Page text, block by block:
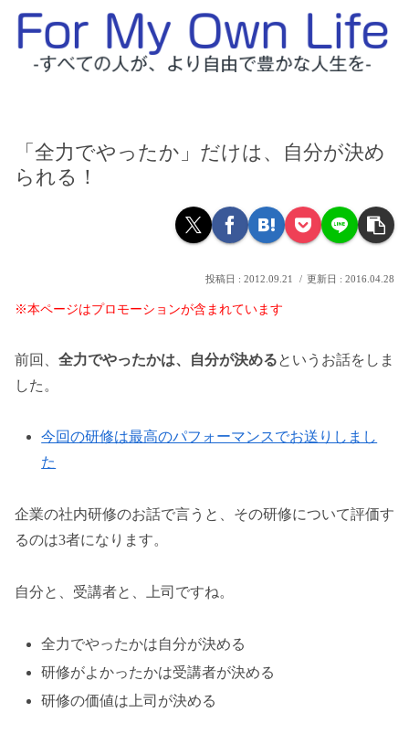
「全力でやったか」だけは、自分が決め
られる！
2012.09.21 2016.04.28
※本ページはプロモーションが含まれています
前回、 全力でやったかは、自分が決めるというお話をしま
した。
今回の研修は最高のパフォーマンスでお送りしまし
た
企業の社内研修のお話で言うと、その研修について評価す
るのは3者になります。
自分と、受講者と、上司ですね。
全力でやったかは自分が決める
研修がよかったかは受講者が決める
研修の価値は上司が決める